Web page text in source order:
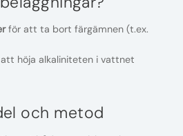
för att ta bort färgämnen (t.ex.
höja alkaliniteten i vattnet
och metod